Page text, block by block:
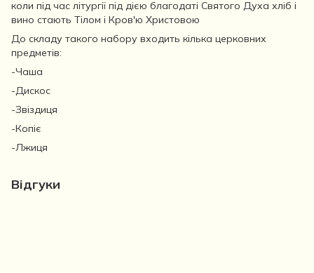
коли під час літургії під дією благодаті Святого Духа хліб і
вино стають Тілом і Кров'ю Христовою
До складу такого набору входить кілька церковних
предметів:
-Чаша
-Дискос
-Звіздиця
-Копіє
-Лжиця
Відгуки